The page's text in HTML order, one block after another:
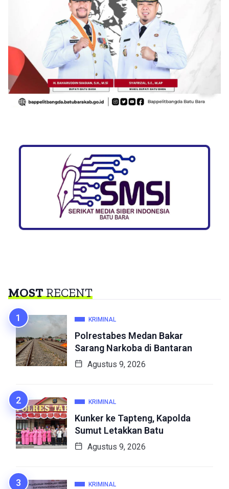
MOSTRECENT
KRIMINAL
Polrestabes Medan Bakar
Sarang Narkoba di Bantaran
Agustus 9, 2026
KRIMINAL
Kunker ke Tapteng, Kapolda
Sumut Letakkan Batu
Agustus 9, 2026
KRIMINAL